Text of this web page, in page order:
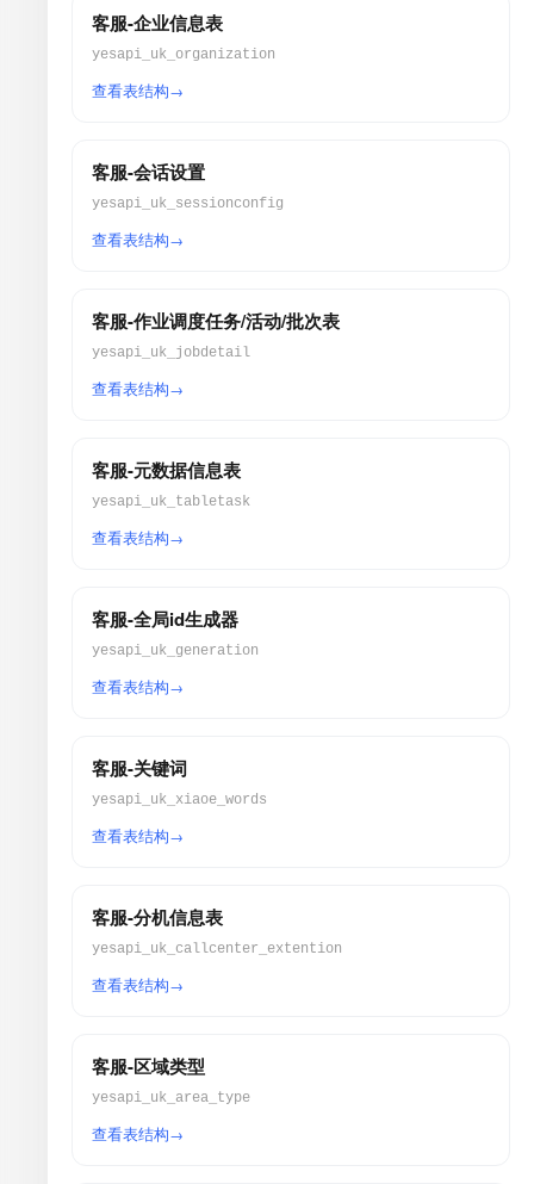
客服-企业信息表
yesapi_uk_organization
查看表结构
客服-会话设置
yesapi_uk_sessionconfig
查看表结构
客服-作业调度任务/活动/批次表
yesapi_uk_jobdetail
查看表结构
客服-元数据信息表
yesapi_uk_tabletask
查看表结构
客服-全局id生成器
yesapi_uk_generation
查看表结构
客服-关键词
yesapi_uk_xiaoe_words
查看表结构
客服-分机信息表
yesapi_uk_callcenter_extention
查看表结构
客服-区域类型
yesapi_uk_area_type
查看表结构